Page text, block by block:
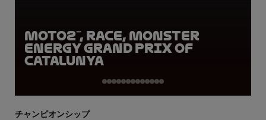
Moto2™, Race, Monster
Energy Grand Prix of
Catalunya
チャンピオンシップ